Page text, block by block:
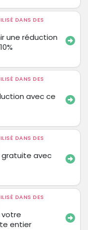
DANS DES
une réduction
DANS DES
avec ce
DANS DES
gratuite avec
DANS DES
votre
entier